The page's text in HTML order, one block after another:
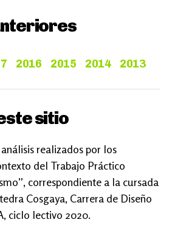
2016 2015 2014 2013
sitio
realizados por los
del Trabajo Práctico
correspondiente a la cursada
Cosgaya, Carrera de Diseño
ciclo lectivo 2020.